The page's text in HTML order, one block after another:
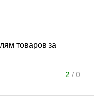
товаров за
2 /0